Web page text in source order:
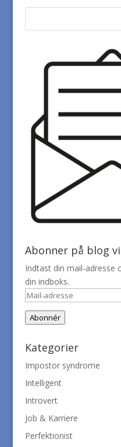
Abonner på blog
Indtast din mail-adresse
din indboks.
Mail-
adresse
Abonnér
Kategorier
Impostor syndrome
Intelligent
Introvert
Job & Karriere
Perfektionist